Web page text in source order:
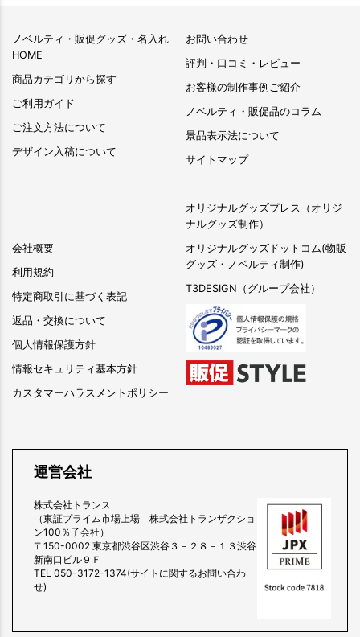
ノベルティ・販促グッズ・名入れ
HOME
商品カテゴリから探す
ご利用ガイド
ご注文方法について
デザイン入稿について
会社概要
利用規約
特定商取引に基づく表記
返品・交換について
個人情報保護方針
情報セキュリティ基本方針
カスタマーハラスメントポリシー
お問い合わせ
評判・口コミ・レビュー
お客様の制作事例ご紹介
ノベルティ・販促品のコラム
景品表示法について
サイトマップ
オリジナルグッズプレス（オリジ
ナルグッズ制作）
オリジナルグッズドットコム(物販
グッズ・ノベルティ制作)
T3DESIGN（グループ会社）
運営会社
株式会社トランス
（東証プライム市場上場 株式会社トランザクショ
ン100％子会社）
〒150-0002 東京都渋谷区渋谷３－２８－１３渋谷
新南口ビル９Ｆ
TEL 050-3172-1374(サイトに関するお問い合わ
せ)